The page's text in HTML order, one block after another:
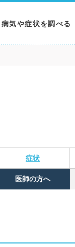
病気や症状を調べる
病気を調べる
症状
医師の方へ